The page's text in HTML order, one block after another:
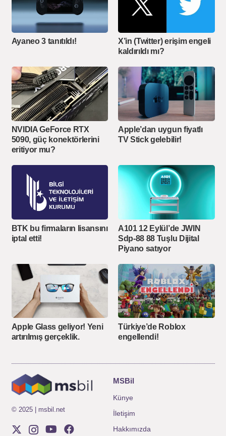
Ayaneo 3 tanıtıldı!
X’in (Twitter) erişim engeli
kaldırıldı mı?
NVIDIA GeForce RTX
5090, güç konektörlerini
eritiyor mu?
Apple’dan uygun fiyatlı
TV Stick gelebilir!
BTK bu firmaların lisansını
iptal etti!
A101 12 Eylül’de JWIN
Sdp-88 88 Tuşlu Dijital
Piyano satıyor
Apple Glass geliyor! Yeni
artırılmış gerçeklik.
Türkiye’de Roblox
engellendi!
© 2025 | msbil.net
MSBil
Künye
İletişim
Hakkımızda